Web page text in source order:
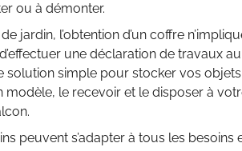
ou à démonter.
jardin, l’obtention d’un coffre
une déclaration de travaux
solution simple pour stocker vos
le recevoir et le disposer à
peuvent s’adapter à tous les